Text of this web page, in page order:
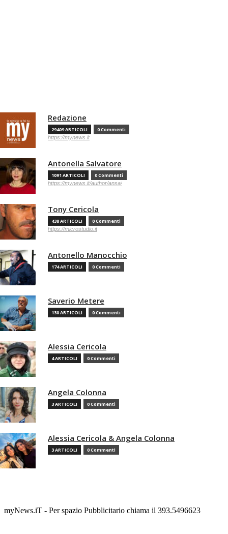
Redazione
29409 ARTICOLI 0 Commenti
https://mynews.it
Antonella Salvatore
1091 ARTICOLI 0 Commenti
https://mynews.it/author/ansa/
Tony Cericola
438 ARTICOLI 0 Commenti
https://microstudio.it
Antonello Manocchio
174 ARTICOLI 0 Commenti
Saverio Metere
130 ARTICOLI 0 Commenti
Alessia Cericola
4 ARTICOLI 0 Commenti
Angela Colonna
3 ARTICOLI 0 Commenti
Alessia Cericola & Angela Colonna
3 ARTICOLI 0 Commenti
myNews.iT - Per spazio Pubblicitario chiama il 393.5496623